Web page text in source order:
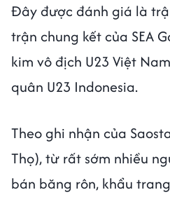
Đây được đánh giá là
trận chung kết của SEA
kim vô địch U23 Việt
quân U23 Indonesia.
Theo ghi nhận của
Thọ), từ rất sớm nhiều
bán băng rôn, khẩu